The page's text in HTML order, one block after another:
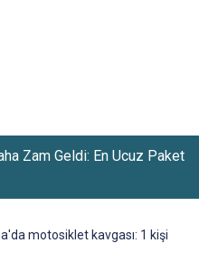
Zam Geldi: En Ucuz Paket
Haftada Kavurucu Sıcaklar
motosiklet kavgası: 1 kişi